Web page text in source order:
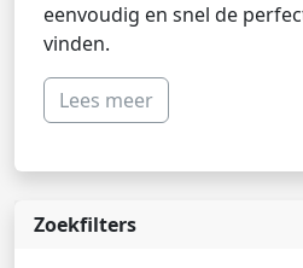
eenvoudig en snel de
vinden.
Lees meer
Zoekfilters